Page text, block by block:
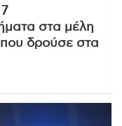
στα μέλη
δρούσε στα